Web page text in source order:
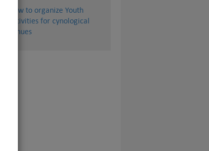
How to organize Youth
activities for cynological
venues